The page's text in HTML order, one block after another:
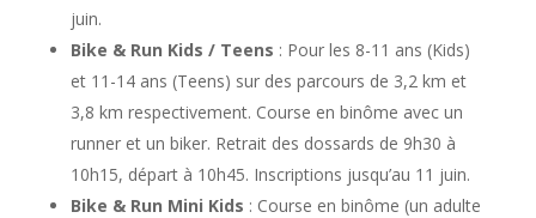
juin.
Bike & Run Kids / Teens : Pour les 8-11 ans (Kids)
et 11-14 ans (Teens) sur des parcours de 3,2 km et
3,8 km respectivement. Course en binôme avec un
runner et un biker. Retrait des dossards de 9h30 à
10h15, départ à 10h45. Inscriptions jusqu’au 11 juin.
Bike & Run Mini Kids : Course en binôme (un adulte